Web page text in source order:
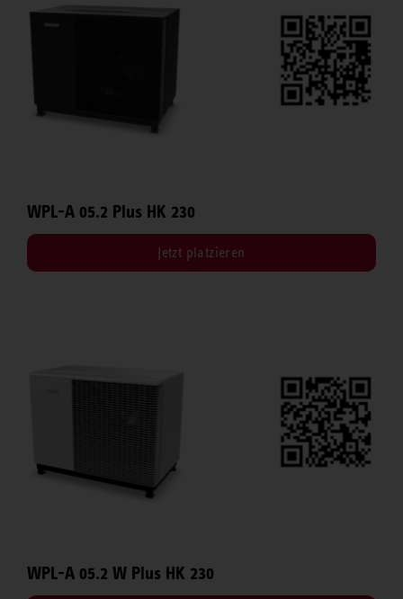
WPL-A 05.2 Plus HK 230
Jetzt platzieren
WPL-A 05.2 W Plus HK 230